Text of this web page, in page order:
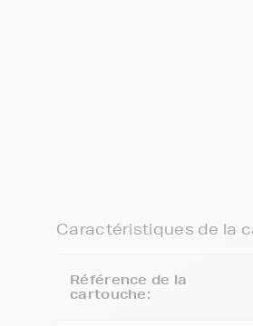
Caractéristiques de la
Référence de la
cartouche: